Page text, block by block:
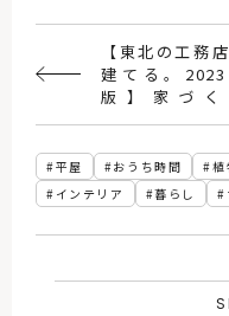
【東北の工務
建てる。
版】家づく
STORY＆高品
開
平屋 おうち時間 植
インテリア
暮らし